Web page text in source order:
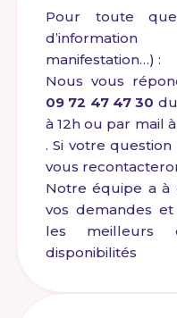
Pour toute
manifestation…) :
Nous vous
09 72 47 47 30
à 12h ou par mail
. Si votre
vous
Notre équipe a
vos demandes
les meilleurs
disponibilités